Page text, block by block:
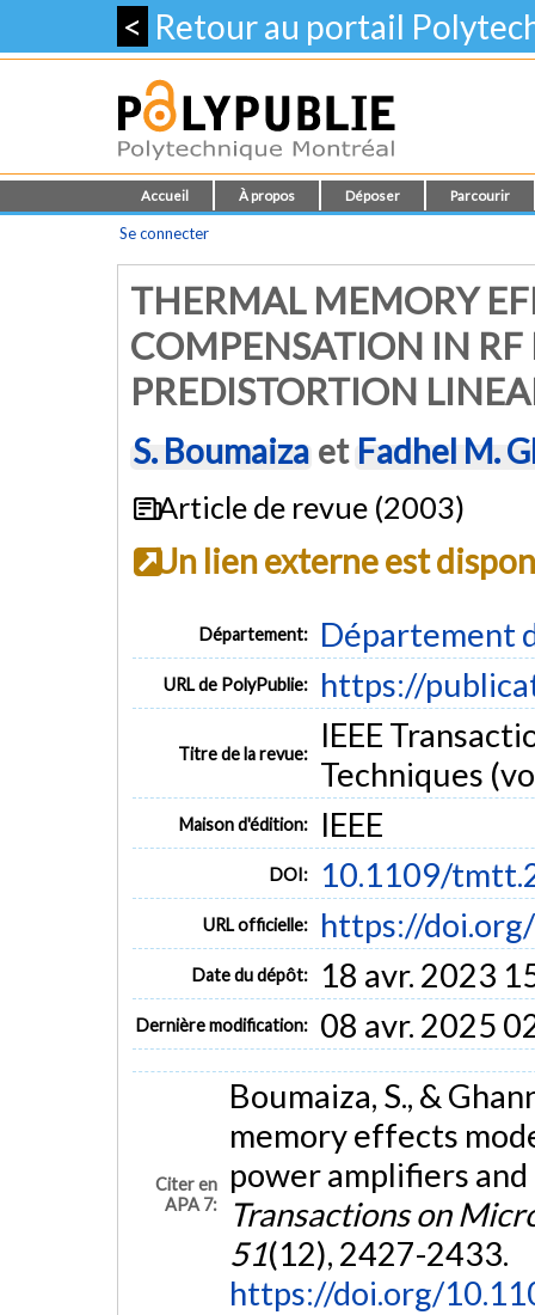
< Retour au portail
Accueil À propos Déposer Parcourir
Se connecter
THERMAL MEMORY
COMPENSATION IN
PREDISTORTION
S. Boumaiza et Fadhel M.
Article de revue (2003)
Un lien externe est
Département: Département
URL de PolyPublie: https://
Titre de la revue:
IEEE
Techniques
Maison d'édition: IEEE
DOI: 10.1109/
URL officielle: https://
Date du dépôt: 18 avr. 2023
Dernière modification: 08 avr. 2025
Citer en
APA 7:
Boumaiza, S., &
memory effects
power amplifiers
Transactions on
51(12), 2427-2433.
https://doi.org/